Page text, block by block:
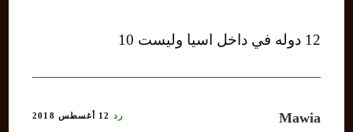
12 دوله في داخل اسيا وليست 10
Mawia رد 12 أغسطس 2018